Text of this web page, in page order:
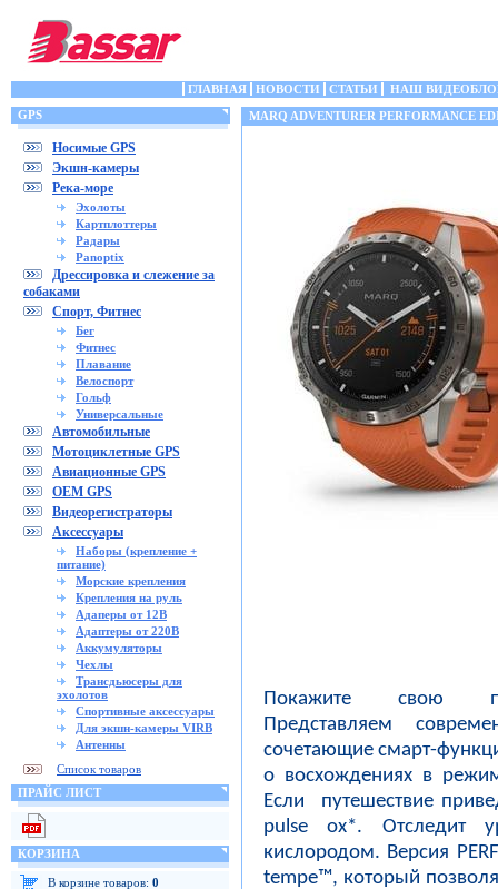
ГЛАВНАЯ НОВОСТИ СТАТЬИ
НАШ
GPS
Носимые GPS
Экшн-камеры
Река-море
Эхолоты
Картплоттеры
Радары
Panoptix
Дрессировка и слежение за
собаками
Спорт, Фитнес
Бег
Фитнес
Плавание
Велоспорт
Гольф
Универсальные
Автомобильные
Мотоциклетные GPS
Авиационные GPS
OEM GPS
Видеорегистраторы
Аксессуары
Наборы (крепление +
питание)
Морские крепления
Крепления на руль
Адаперы от 12В
Адаптеры от 220В
Аккумуляторы
Чехлы
Трансдьюсеры для
эхолотов
Спортивные аксессуары
Для экшн-камеры VIRB
Антенны
Список товаров
ПРАЙС ЛИСТ
КОРЗИНА
В корзине товаров: 0
MARQ ADVENTURER PERFORMANCE
Покажите свою
Представляем
сочетающие смарт-
о восхождениях в
Если путешествие
pulse ox*. Отследит
кислородом. Версия
tempe™, который